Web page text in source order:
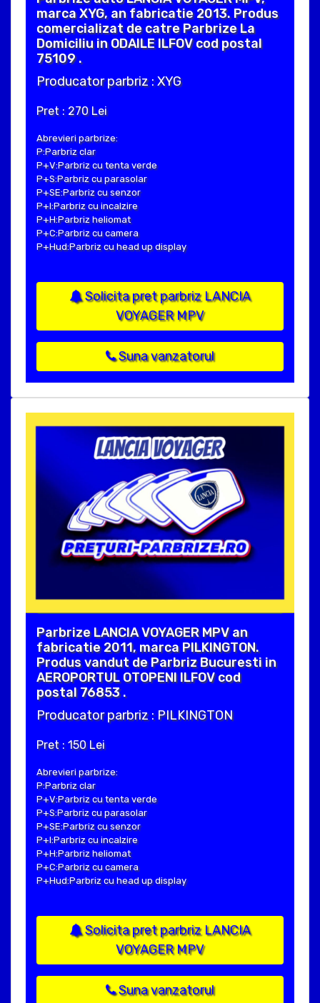
marca XYG, an fabricatie 2013. Produs
comercializat de catre Parbrize La
Domiciliu in ODAILE ILFOV cod postal
75109 .
Producator parbriz : XYG
Pret : 270 Lei
Abrevieri parbrize:
P:Parbriz clar
P+V:Parbriz cu tenta verde
P+S:Parbriz cu parasolar
P+SE:Parbriz cu senzor
P+I:Parbriz cu incalzire
P+H:Parbriz heliomat
P+C:Parbriz cu camera
P+Hud:Parbriz cu head up display
Solicita pret parbriz LANCIA
VOYAGER MPV
Suna vanzatorul
Parbrize LANCIA VOYAGER MPV an
fabricatie 2011, marca PILKINGTON.
Produs vandut de Parbriz Bucuresti in
AEROPORTUL OTOPENI ILFOV cod
postal 76853 .
Producator parbriz : PILKINGTON
Pret : 150 Lei
Abrevieri parbrize:
P:Parbriz clar
P+V:Parbriz cu tenta verde
P+S:Parbriz cu parasolar
P+SE:Parbriz cu senzor
P+I:Parbriz cu incalzire
P+H:Parbriz heliomat
P+C:Parbriz cu camera
P+Hud:Parbriz cu head up display
Solicita pret parbriz LANCIA
VOYAGER MPV
Suna vanzatorul